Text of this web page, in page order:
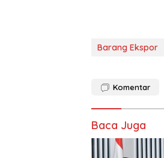
Barang Ekspor
Komentar
Baca Juga